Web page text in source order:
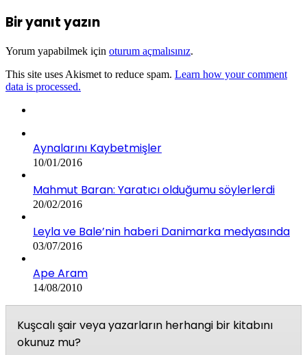
Bir yanıt yazın
Yorum yapabilmek için oturum açmalısınız.
This site uses Akismet to reduce spam. Learn how your comment
data is processed.
Aynalarını Kaybetmişler
10/01/2016
Mahmut Baran: Yaratıcı olduğumu söylerlerdi
20/02/2016
Leyla ve Bale’nin haberi Danimarka medyasında
03/07/2016
Ape Aram
14/08/2010
Kuşcalı şair veya yazarların herhangi bir kitabını
okunuz mu?